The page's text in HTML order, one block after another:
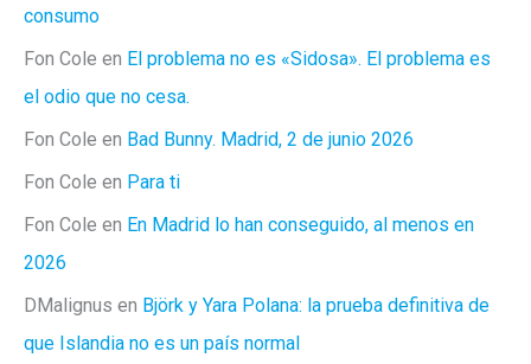
consumo
Fon Cole en El problema no es «Sidosa». El problema es
el odio que no cesa.
Fon Cole en Bad Bunny. Madrid, 2 de junio 2026
Fon Cole en Para ti
Fon Cole en En Madrid lo han conseguido, al menos en
2026
DMalignus en Björk y Yara Polana: la prueba definitiva de
que Islandia no es un país normal